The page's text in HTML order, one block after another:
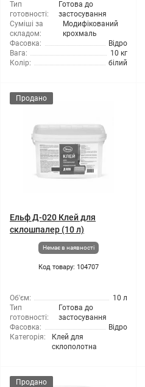
Тип
готовності:
Готова до
застосування
Суміші за
складом:
Модифікований
крохмаль
Фасовка:
Відро
Вага:
10 кг
Колір:
білий
Продано
Ельф Д-020 Клей для
склошпалер (10 л)
Немає в наявності
Код товару: 104707
Об'єм:
10 л
Тип
готовності:
Готова до
застосування
Фасовка:
Відро
Категорія:
Клей для
склополотна
Продано